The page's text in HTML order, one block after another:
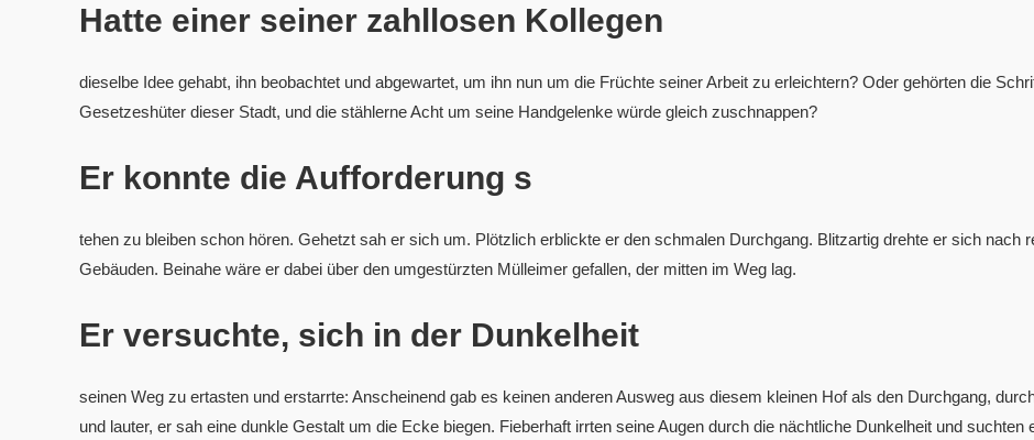
Hatte einer seiner zahllosen Kollegen
dieselbe Idee gehabt, ihn beobachtet und abgewartet, um ihn nun um die Früchte seiner Arbeit zu erleichtern? Oder gehörten die
Gesetzeshüter dieser Stadt, und die stählerne Acht um seine Handgelenke würde gleich zuschnappen?
Er konnte die Aufforderung s
tehen zu bleiben schon hören. Gehetzt sah er sich um. Plötzlich erblickte er den schmalen Durchgang. Blitzartig drehte er sich nach
Gebäuden. Beinahe wäre er dabei über den umgestürzten Mülleimer gefallen, der mitten im Weg lag.
Er versuchte, sich in der Dunkelheit
seinen Weg zu ertasten und erstarrte: Anscheinend gab es keinen anderen Ausweg aus diesem kleinen Hof als den Durchgang,
und lauter, er sah eine dunkle Gestalt um die Ecke biegen. Fieberhaft irrten seine Augen durch die nächtliche Dunkelheit und